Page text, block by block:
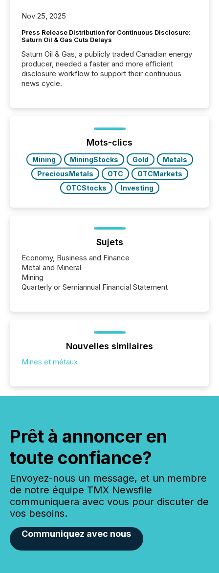
Nov 25, 2025
Press Release Distribution for Continuous Disclosure:
Saturn Oil & Gas Cuts Delays
Saturn Oil & Gas, a publicly traded Canadian energy
producer, needed a faster and more efficient
disclosure workflow to support their continuous
news cycle.
Mots-clics
Mining MiningStocks Gold
Metals
PreciousMetals
OTC
OTCMarkets
OTCStocks
Investing
Sujets
Economy, Business and Finance
Metal and Mineral
Mining
Quarterly or Semiannual Financial Statement
Nouvelles similaires
Mines et métaux
Prêt à annoncer en
toute confiance?
Envoyez-nous un message, et un membre
de notre équipe TMX Newsfile
communiquera avec vous pour discuter de
vos besoins.
Communiquez avec nous